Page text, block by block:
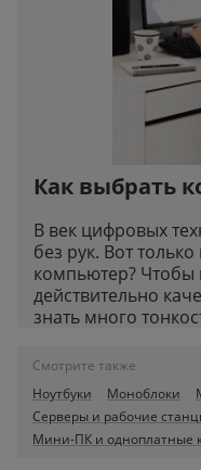
Как выбрать
В век цифровых
без рук. Вот
компьютер? Чтобы
действительно
знать много
Смотрите также
Ноутбуки
Моноблоки
Серверы и рабочие
Мини-ПК и одноплатные